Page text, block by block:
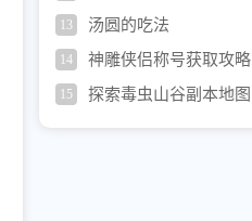
13 汤圆的吃法
14 神雕侠侣称号获取攻略
15 探索毒虫山谷副本地图